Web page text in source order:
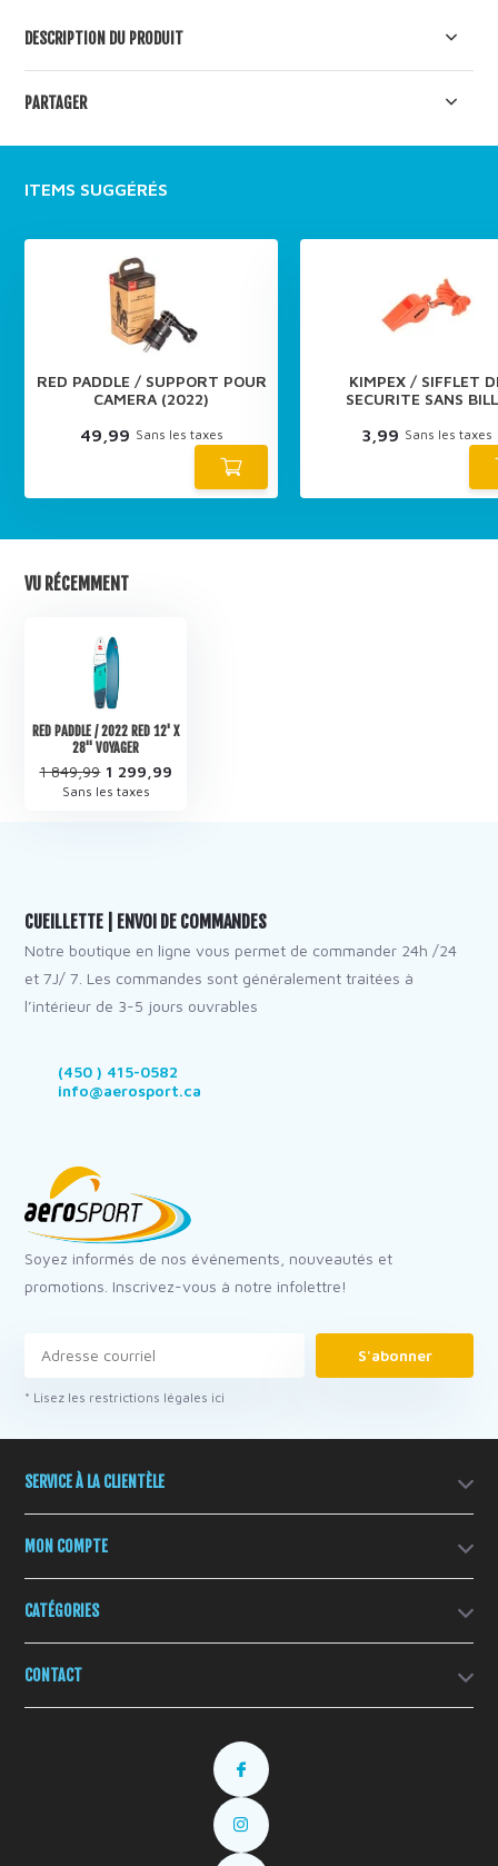
DESCRIPTION DU PRODUIT
PARTAGER
ITEMS SUGGÉRÉS
RED PADDLE / SUPPORT POUR
CAMERA (2022)
49,99 Sans les taxes
KIMPEX / SIFFLET
SECURITE SANS
3,99 Sans les taxes
VU RÉCEMMENT
RED PADDLE / 2022 RED 12' X
28" VOYAGER
1 849,99 1 299,99
Sans les taxes
CUEILLETTE | ENVOI DE COMMANDES
Notre boutique en ligne vous permet de commander 24h /24
et 7J/ 7. Les commandes sont généralement traitées à
l’intérieur de 3-5 jours ouvrables
(450 ) 415-0582
info@aerosport.ca
Soyez informés de nos événements, nouveautés et
promotions. Inscrivez-vous à notre infolettre!
S'abonner
* Lisez les restrictions légales ici
SERVICE À LA CLIENTÈLE
MON COMPTE
CATÉGORIES
CONTACT